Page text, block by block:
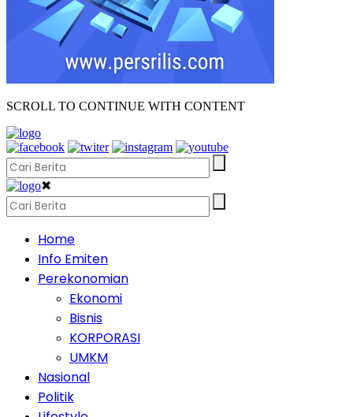
SCROLL TO CONTINUE WITH CONTENT
✖
Home
Info Emiten
Perekonomian
Ekonomi
Bisnis
KORPORASI
UMKM
Nasional
Politik